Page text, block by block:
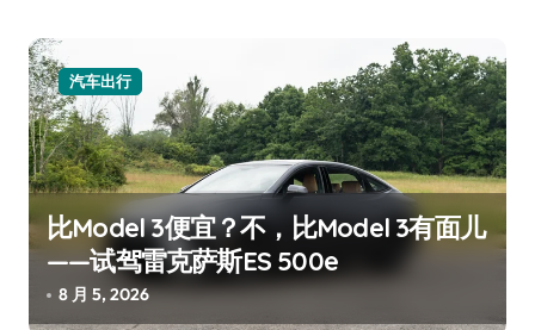
汽车出行
比Model 3便宜？不，比Model 3有面儿
——试驾雷克萨斯ES 500e
8 月 5, 2026